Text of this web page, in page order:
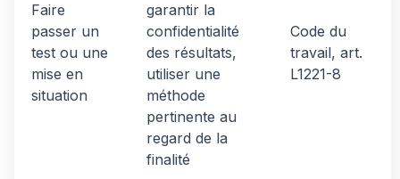
Faire
passer un
test ou une
mise en
situation
garantir la
confidentialité
des résultats,
utiliser une
méthode
pertinente au
regard de la
finalité
Code du
travail, art.
L1221-8